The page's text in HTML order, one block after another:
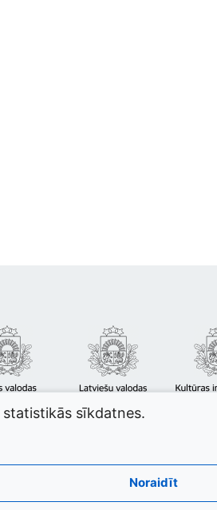
sīkdatnes.
Noraidīt